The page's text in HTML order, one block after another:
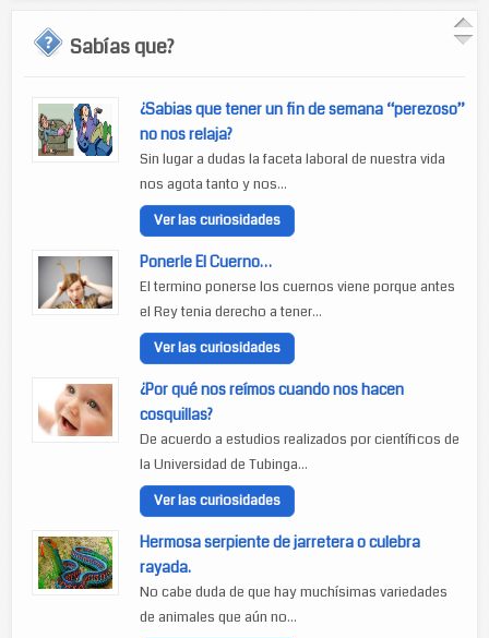
Sabías que?
¿Sabias que tener un fin de semana “perezoso”
no nos relaja?
Sin lugar a dudas la faceta laboral de nuestra vida
nos agota tanto y nos...
Ver las curiosidades
Ponerle El Cuerno…
El termino ponerse los cuernos viene porque antes
el Rey tenia derecho a tener...
Ver las curiosidades
¿Por qué nos reímos cuando nos hacen
cosquillas?
De acuerdo a estudios realizados por científicos de
la Universidad de Tubinga...
Ver las curiosidades
Hermosa serpiente de jarretera o culebra
rayada.
No cabe duda de que hay muchísimas variedades
de animales que aún no...